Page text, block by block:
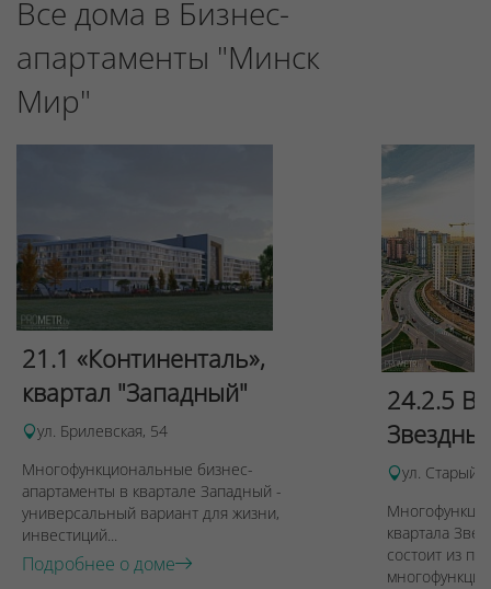
Все дома в Бизнес-
апартаменты "Минск
Мир"
21.1 «Континенталь»,
квартал "Западный"
ул. Брилевская, 54
Многофункциональные бизнес-
апартаменты в квартале Западный -
универсальный вариант для жизни,
инвестиций...
Подробнее о доме
24.2.5
ул. Старый
квартала
состоит из
Для обеспечения удобства пользователей сайта
Отклонить